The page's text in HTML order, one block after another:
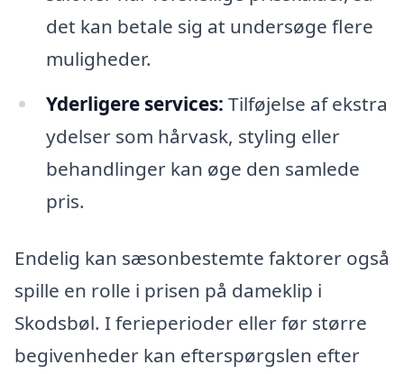
det kan betale sig at undersøge flere
muligheder.
Yderligere services: Tilføjelse af ekstra
ydelser som hårvask, styling eller
behandlinger kan øge den samlede
pris.
Endelig kan sæsonbestemte faktorer også
spille en rolle i prisen på dameklip i
Skodsbøl. I ferieperioder eller før større
begivenheder kan efterspørgslen efter